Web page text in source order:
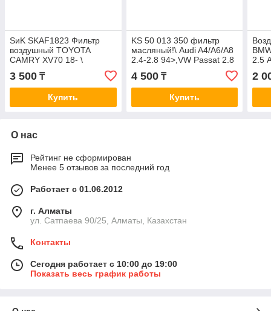
SиK SKAF1823 Фильтр
воздушный TOYOTA
CAMRY XV70 18- \
TOYOTA RAV-4 XA50 18-
A1539
3 500 ₸
Купить
KS 50 013 350 фильтр
масляный!\ Audi A4/A6/A8
2.4-2.8 94>,VW Passat 2.8
4 500₸
Купить
2.5
2
О нас
Рейтинг не сформирован
Менее 5 отзывов за последний год
Работает с 01.06.2012
г. Алматы
ул. Сатпаева 90/25, Алматы, Казахстан
Контакты
Сегодня работает с 10:00 до 19:00
Показать весь график работы